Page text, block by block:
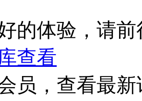
的体验，请
查看
员，查看最